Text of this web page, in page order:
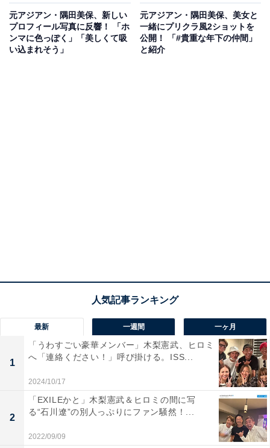
元アジアン・隅田美保、新しい
プロフィール写真に反響！ 「ホ
ンマに色っぽく」「美しくて吸
い込まれそう」
元アジアン・隅田美保、美女と
一緒にプリクラ風2ショットを
公開！ 「#貴重な年下の仲間」
と紹介
最新 一週間 一ヶ月
1
「うわすごい豪華メンバー」木梨憲武、ヒロミ
へ「連絡ください！」呼び掛ける。ISS...
2024/10/17
2
「EXILEかと」木梨憲武＆ヒロミの間に写
る“石川遼”の別人っぷりにファン騒然！...
2022/09/09